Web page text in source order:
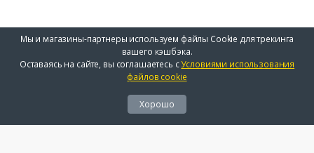
Мы и магазины-партнеры используем файлы Cookie для трекинга
вашего кэшбэка.
Оставаясь на сайте, вы соглашаетесь сУсловиями использования
файлов cookie
Хорошо